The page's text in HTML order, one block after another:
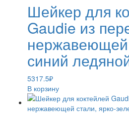
Шейкер для
Gaudie из
нержавеющей
синий
5317.5₽
В корзину